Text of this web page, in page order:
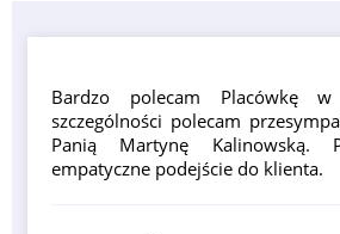
Bardzo polecam Placówkę
szczególności polecam
Panią Martynę Kalinowską.
empatyczne podejście do klienta.